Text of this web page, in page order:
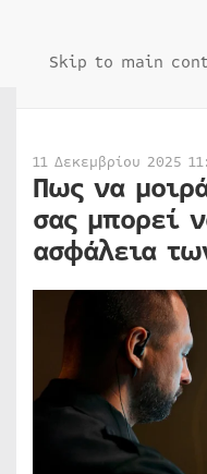
Skip to main
11 Δεκεμβρίου 2025
Πως να
σας μπορεί
ασφάλεια